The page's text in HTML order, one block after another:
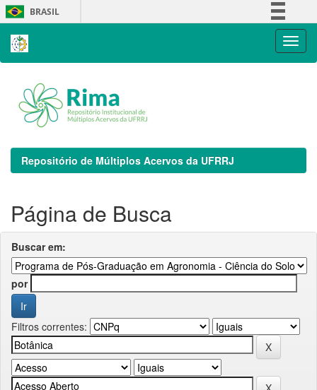
Skip
navigation
BRASIL
Repositório de Múltiplos Acervos da UFRRJ
Página de Busca
Buscar em:
por
Filtros correntes: